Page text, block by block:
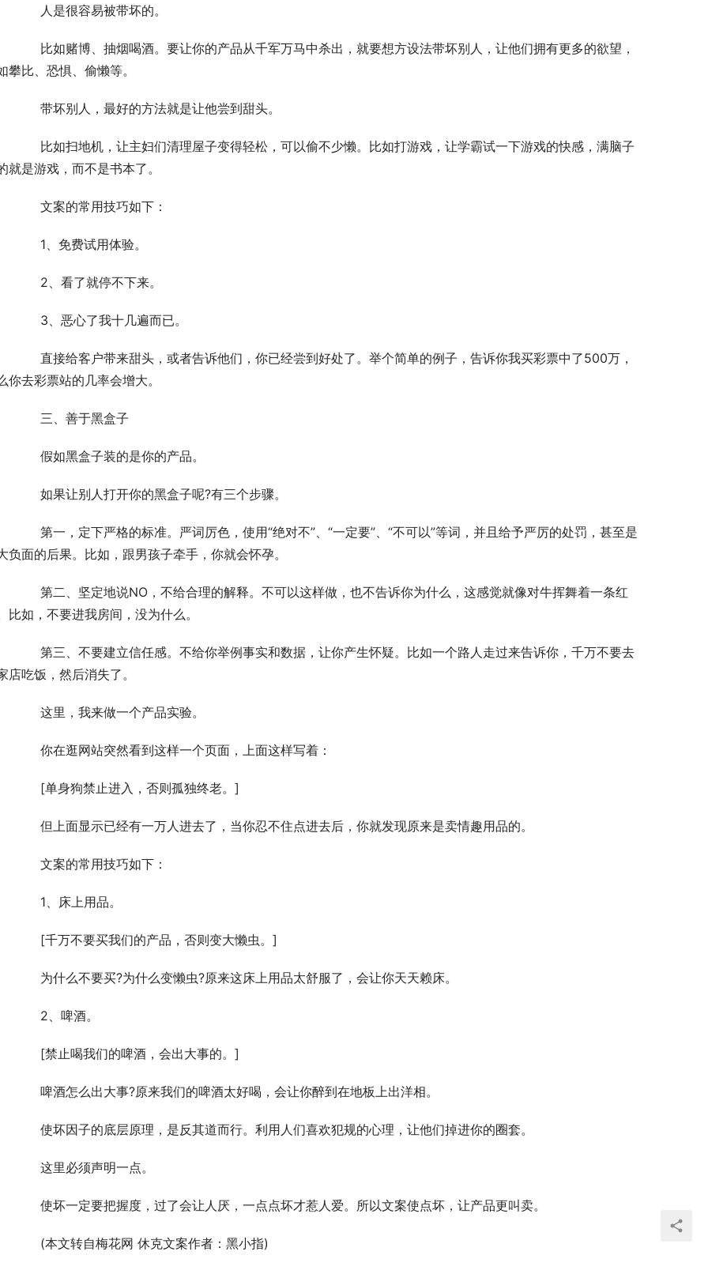
	　　人是很容易被带坏的。
攀比、恐惧、偷懒等。
	　　带坏别人，最好的方法就是让他尝到甜头。
就是游戏，而不是书本了。
	　　文案的常用技巧如下：
	　　1、免费试用体验。
	　　2、看了就停不下来。
	　　3、恶心了我十几遍而已。
你去彩票站的几率会增大。
	　　三、善于黑盒子
	　　假如黑盒子装的是你的产品。
	　　如果让别人打开你的黑盒子呢?有三个步骤。
负面的后果。比如，跟男孩子牵手，你就会怀孕。
比如，不要进我房间，没为什么。
店吃饭，然后消失了。
	　　这里，我来做一个产品实验。
	　　你在逛网站突然看到这样一个页面，上面这样写着：
	　　[单身狗禁止进入，否则孤独终老。]
	　　但上面显示已经有一万人进去了，当你忍不住点进去后，你就发现原来是卖情趣用品的。
	　　文案的常用技巧如下：
	　　1、床上用品。
	　　[千万不要买我们的产品，否则变大懒虫。]
	　　为什么不要买?为什么变懒虫?原来这床上用品太舒服了，会让你天天赖床。
	　　2、啤酒。
	　　[禁止喝我们的啤酒，会出大事的。]
	　　啤酒怎么出大事?原来我们的啤酒太好喝，会让你醉到在地板上出洋相。
	　　使坏因子的底层原理，是反其道而行。利用人们喜欢犯规的心理，让他们掉进你的圈套。
	　　这里必须声明一点。
	　　使坏一定要把握度，过了会让人厌，一点点坏才惹人爱。所以文案使点坏，让产品更叫卖。
	　　(本文转自梅花网 休克文案作者：黑小指)